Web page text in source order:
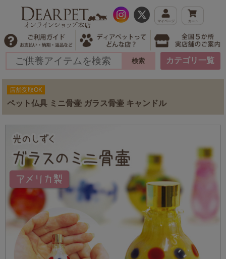
カテゴリ一覧
店舗受取OK
ペット仏具 ミニ骨壷 ガラス骨壷 キャンドル